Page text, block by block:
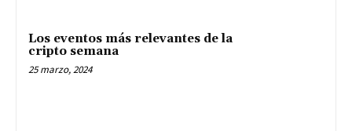
Los eventos más relevantes de la
cripto semana
25 marzo, 2024